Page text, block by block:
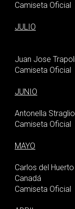
Camiseta Oficial
JULIO
Juan Jose
Camiseta Oficial
JUNIO
Antonella
Camiseta Oficial
MAYO
Carlos del
Canadá
Camiseta Oficial